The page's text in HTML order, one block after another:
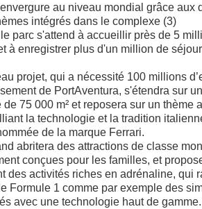
au niveau mondial grâce aux
intégrés dans le complexe (3)
parc s'attend à accueillir près de 5
à enregistrer plus d'un million de
projet, qui a nécessité 100 millions
de PortAventura, s'étendra sur
de 75 000 m² et reposera sur un thème
la technologie et la tradition
de la marque Ferrari.
abritera des attractions de classe
conçues pour les familles, et
des activités riches en adrénaline, qui
Formule 1 comme par exemple des
avec une technologie haut de gamme.